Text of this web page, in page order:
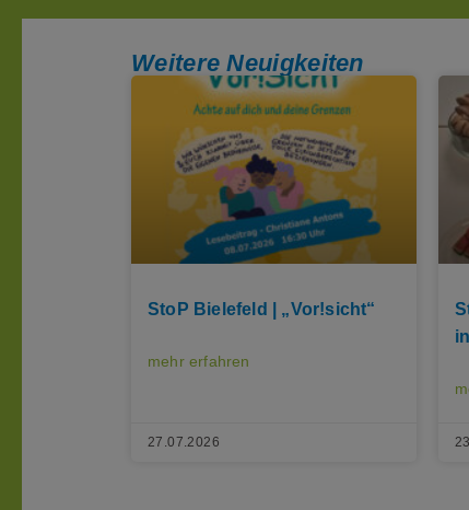
Weitere Neuigkeiten
StoP Bielefeld | „Vor!sicht“
mehr erfahren
27.07.2026